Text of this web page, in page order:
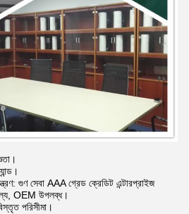
গুণ সেবা AAA গ্রেড ক্রেডিট এন্টারপ্রাইজ
OEM উপলব্ধ।
পরিসীমা।